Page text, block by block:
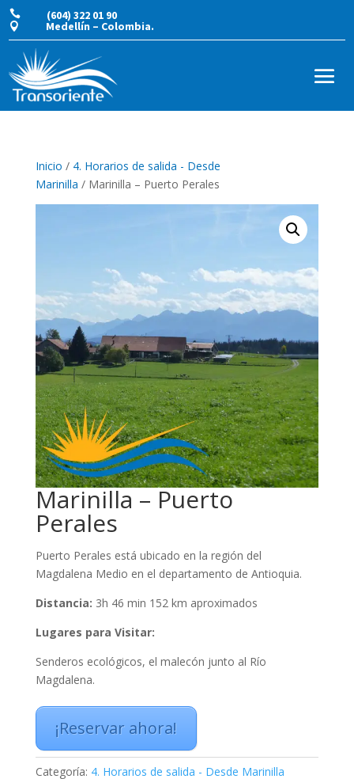
 (604) 322 01 90
 Medellín – Colombia.
Inicio / 4. Horarios de salida - Desde
Marinilla / Marinilla – Puerto Perales
Marinilla – Puerto
Perales
Puerto Perales está ubicado en la región del
Magdalena Medio en el departamento de Antioquia.
Distancia: 3h 46 min 152 km aproximados
Lugares para Visitar:
Senderos ecológicos, el malecón junto al Río
Magdalena.
¡Reservar ahora!
Categoría: 4. Horarios de salida - Desde Marinilla